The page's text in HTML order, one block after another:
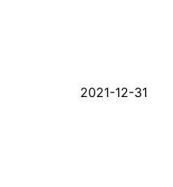
2021-12-31